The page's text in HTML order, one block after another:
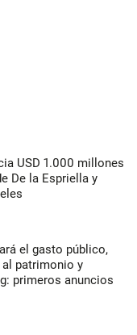
USD 1.000 millones
De la Espriella y
el gasto público,
patrimonio y
primeros anuncios